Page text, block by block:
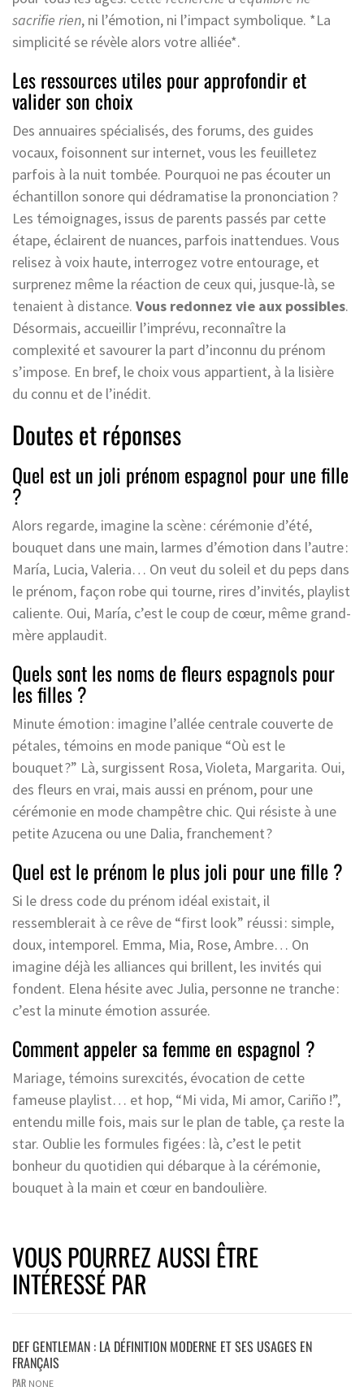
sacrifie rien, ni l’émotion, ni l’impact symbolique. *La
simplicité se révèle alors votre alliée*.
Les ressources utiles pour approfondir et
valider son choix
Des annuaires spécialisés, des forums, des guides
vocaux, foisonnent sur internet, vous les feuilletez
parfois à la nuit tombée. Pourquoi ne pas écouter un
échantillon sonore qui dédramatise la prononciation ?
Les témoignages, issus de parents passés par cette
étape, éclairent de nuances, parfois inattendues. Vous
relisez à voix haute, interrogez votre entourage, et
surprenez même la réaction de ceux qui, jusque-là, se
tenaient à distance. Vous redonnez vie aux possibles.
Désormais, accueillir l’imprévu, reconnaître la
complexité et savourer la part d’inconnu du prénom
s’impose. En bref, le choix vous appartient, à la lisière
du connu et de l’inédit.
Doutes et réponses
Quel est un joli prénom espagnol pour une fille
?
Alors regarde, imagine la scène : cérémonie d’été,
bouquet dans une main, larmes d’émotion dans l’autre :
María, Lucia, Valeria… On veut du soleil et du peps dans
le prénom, façon robe qui tourne, rires d’invités, playlist
caliente. Oui, María, c’est le coup de cœur, même grand-
mère applaudit.
Quels sont les noms de fleurs espagnols pour
les filles ?
Minute émotion : imagine l’allée centrale couverte de
pétales, témoins en mode panique “Où est le
bouquet ?” Là, surgissent Rosa, Violeta, Margarita. Oui,
des fleurs en vrai, mais aussi en prénom, pour une
cérémonie en mode champêtre chic. Qui résiste à une
petite Azucena ou une Dalia, franchement ?
Quel est le prénom le plus joli pour une fille ?
Si le dress code du prénom idéal existait, il
ressemblerait à ce rêve de “first look” réussi : simple,
doux, intemporel. Emma, Mia, Rose, Ambre… On
imagine déjà les alliances qui brillent, les invités qui
fondent. Elena hésite avec Julia, personne ne tranche :
c’est la minute émotion assurée.
Comment appeler sa femme en espagnol ?
Mariage, témoins surexcités, évocation de cette
fameuse playlist… et hop, “Mi vida, Mi amor, Cariño !”,
entendu mille fois, mais sur le plan de table, ça reste la
star. Oublie les formules figées : là, c’est le petit
bonheur du quotidien qui débarque à la cérémonie,
bouquet à la main et cœur en bandoulière.
VOUS POURREZ AUSSI ÊTRE
INTÉRESSÉ PAR
DEF GENTLEMAN : LA DÉFINITION MODERNE ET SES USAGES EN
FRANÇAIS
PAR NONE